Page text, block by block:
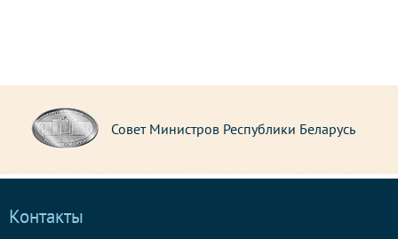
Совет Министров Республики Беларусь
Контакты